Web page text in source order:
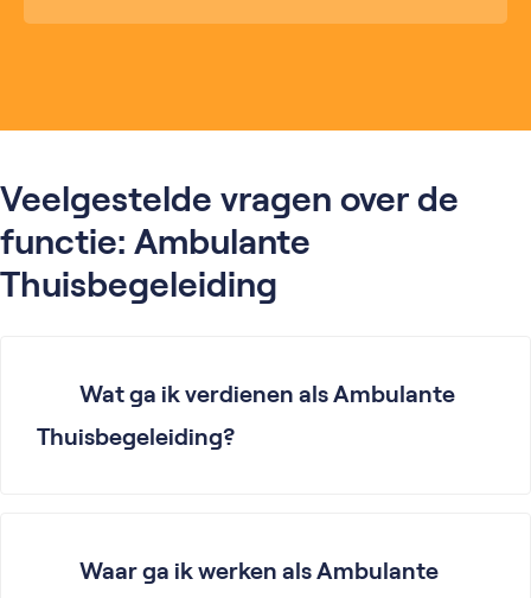
Veelgestelde vragen over de
functie: Ambulante
Thuisbegeleiding
Wat ga ik verdienen als Ambulante
Thuisbegeleiding?
Waar ga ik werken als Ambulante